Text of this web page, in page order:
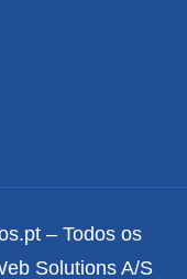
– Todos os
Solutions A/S